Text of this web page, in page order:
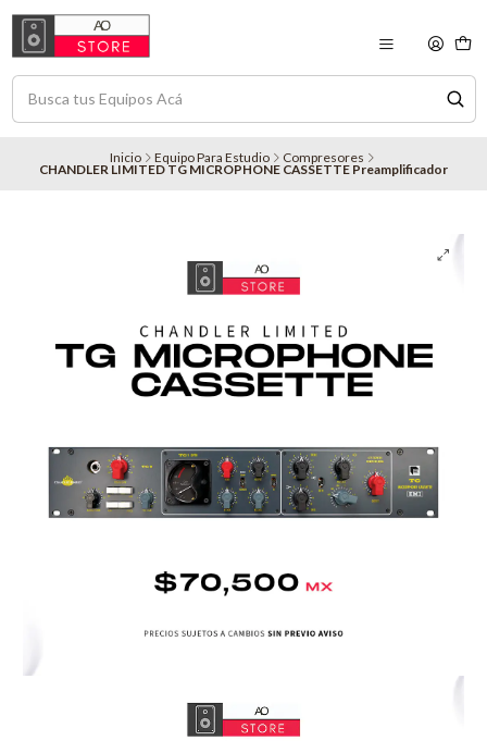
Inicio Equipo Para Estudio Compresores
CHANDLER LIMITED TG MICROPHONE CASSETTE Preamplificador